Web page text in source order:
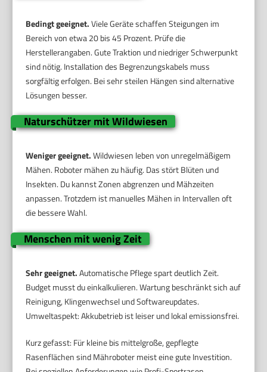
Bedingt geeignet.Viele Geräte schaffen Steigungen im
Bereich von etwa 20 bis 45 Prozent. Prüfe die
Herstellerangaben. Gute Traktion und niedriger Schwerpunkt
sind nötig. Installation des Begrenzungskabels muss
sorgfältig erfolgen. Bei sehr steilen Hängen sind alternative
Lösungen besser.
Naturschützer mit Wildwiesen
Weniger geeignet.Wildwiesen leben von unregelmäßigem
Mähen. Roboter mähen zu häufig. Das stört Blüten und
Insekten. Du kannst Zonen abgrenzen und Mähzeiten
anpassen. Trotzdem ist manuelles Mähen in Intervallen oft
die bessere Wahl.
Menschen mit wenig Zeit
Sehr geeignet.Automatische Pflege spart deutlich Zeit.
Budget musst du einkalkulieren. Wartung beschränkt sich auf
Reinigung, Klingenwechsel und Softwareupdates.
Umweltaspekt: Akkubetrieb ist leiser und lokal emissionsfrei.
Kurz gefasst: Für kleine bis mittelgroße, gepflegte
Rasenflächen sind Mähroboter meist eine gute Investition.